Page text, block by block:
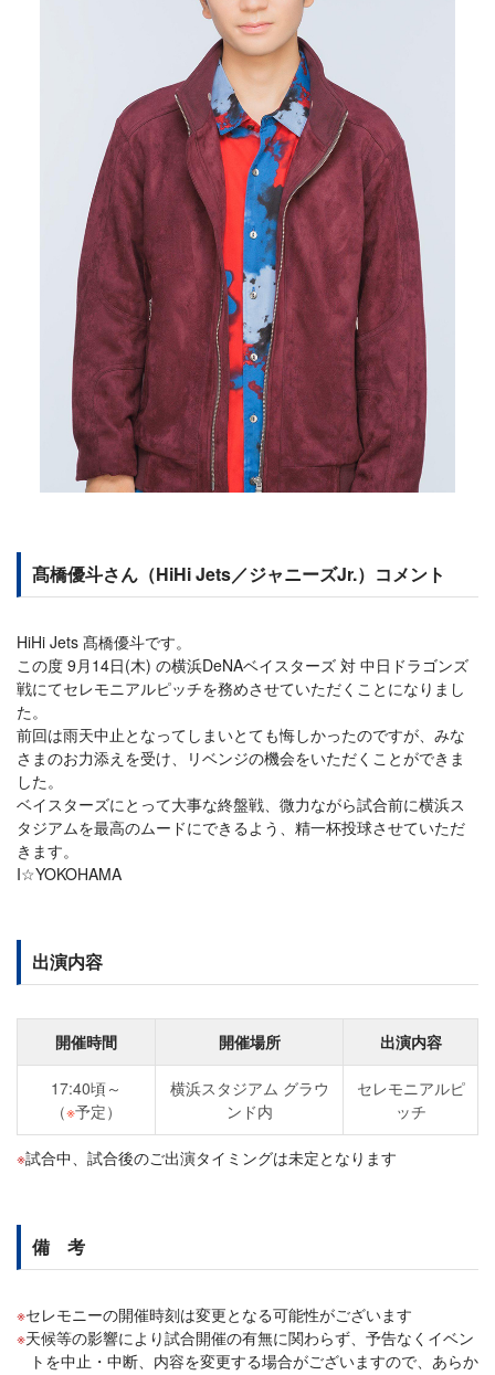
髙橋優斗さん（HiHi Jets／ジャニーズJr.）コメント
HiHi Jets 髙橋優斗です。
この度 9月14日(木) の横浜DeNAベイスターズ 対 中日ドラゴンズ
戦にてセレモニアルピッチを務めさせていただくことになりまし
た。
前回は雨天中止となってしまいとても悔しかったのですが、みな
さまのお力添えを受け、リベンジの機会をいただくことができま
した。
ベイスターズにとって大事な終盤戦、微力ながら試合前に横浜ス
タジアムを最高のムードにできるよう、精一杯投球させていただ
きます。
I☆YOKOHAMA
出演内容
開催時間 開催場所 出演内容
17:40頃～
（※予定）
横浜スタジアム グラウ
ンド内
セレモニアルピ
ッチ
試合中、試合後のご出演タイミングは未定となります
備 考
セレモニーの開催時刻は変更となる可能性がございます
天候等の影響により試合開催の有無に関わらず、予告なくイベン
トを中止・中断、内容を変更する場合がございますので、あらか